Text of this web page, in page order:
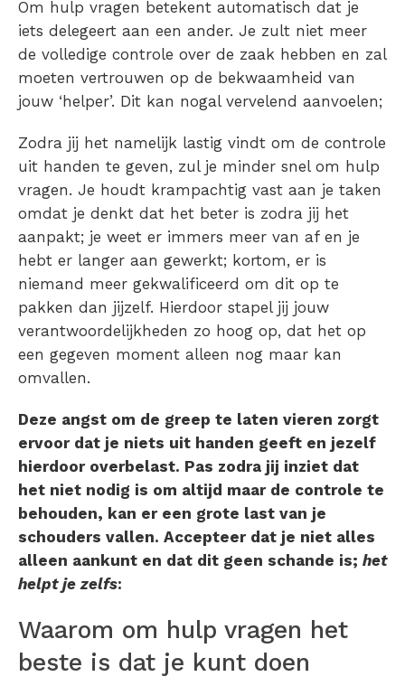
Om hulp vragen betekent automatisch dat je
iets delegeert aan een ander. Je zult niet meer
de volledige controle over de zaak hebben en zal
moeten vertrouwen op de bekwaamheid van
jouw ‘helper’. Dit kan nogal vervelend aanvoelen;
Zodra jij het namelijk lastig vindt om de controle
uit handen te geven, zul je minder snel om hulp
vragen. Je houdt krampachtig vast aan je taken
omdat je denkt dat het beter is zodra jij het
aanpakt; je weet er immers meer van af en je
hebt er langer aan gewerkt; kortom, er is
niemand meer gekwalificeerd om dit op te
pakken dan jijzelf. Hierdoor stapel jij jouw
verantwoordelijkheden zo hoog op, dat het op
een gegeven moment alleen nog maar kan
omvallen.
Deze angst om de greep te laten vieren zorgt
ervoor dat je niets uit handen geeft en jezelf
hierdoor overbelast. Pas zodra jij inziet dat
het niet nodig is om altijd maar de controle te
behouden, kan er een grote last van je
schouders vallen. Accepteer dat je niet alles
alleen aankunt en dat dit geen schande is; het
helpt je zelfs:
Waarom om hulp vragen het
beste is dat je kunt doen